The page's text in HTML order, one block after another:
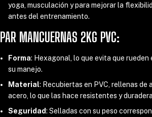
yoga, musculación y para mejorar la
antes del entrenamiento.
PAR MANCUERNAS 2KG PVC:
Forma: Hexagonal, lo que evita que
su manejo.
Material: Recubiertas en PVC, rellenas de
acero, lo que las hace resistentes y
Seguridad: Selladas con su peso